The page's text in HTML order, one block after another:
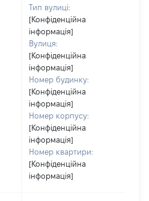
Тип вулиці:
[Конфіденційна
інформація]
Вулиця:
[Конфіденційна
інформація]
Номер будинку:
[Конфіденційна
інформація]
Номер корпусу:
[Конфіденційна
інформація]
Номер квартири:
[Конфіденційна
інформація]